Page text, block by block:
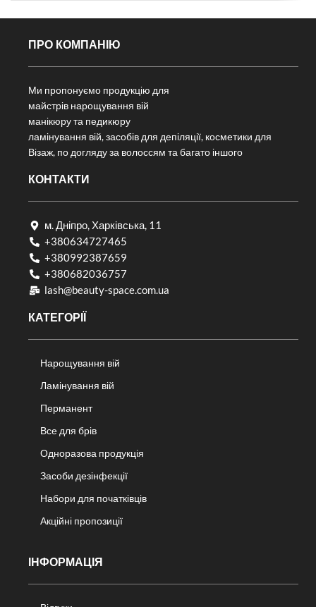
ПРО КОМПАНІЮ
Ми пропонуємо продукцію для
майстрів нарощування вій
манікюру та педикюру
ламінування вій, засобів для депіляції, косметики для
Візаж, по догляду за волоссям та багато іншого
КОНТАКТИ
м. Дніпро, Харківська, 11
+380634727465
+380992387659
+380682036757​
lash@beauty-space.com.ua
КАТЕГОРІЇ
Нарощування вій
Ламінування вій
Перманент
Все для брів
Одноразова продукція
Засоби дезінфекції
Набори для початківців
Акційні пропозиції
ІНФОРМАЦІЯ